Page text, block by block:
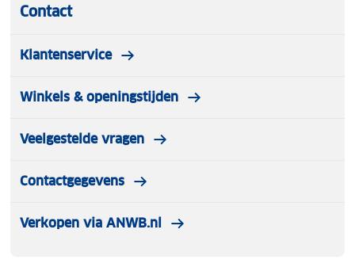
Contact
Klantenservice
Winkels & openingstijden
Veelgestelde vragen
Contactgegevens
Verkopen via ANWB.nl